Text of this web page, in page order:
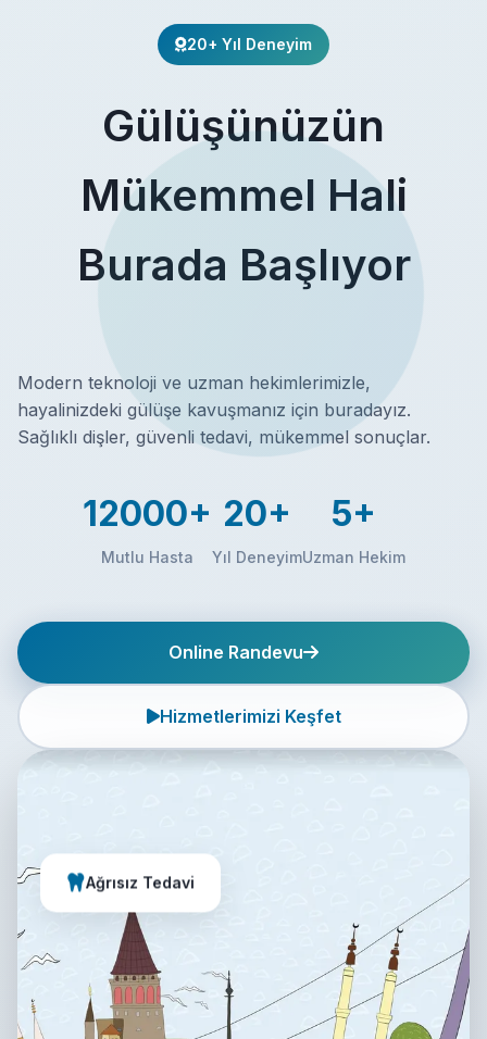
20+ Yıl Deneyim
Gülüşünüzün
Mükemmel Hali
Burada Başlıyor
Modern teknoloji ve uzman hekimlerimizle,
hayalinizdeki gülüşe kavuşmanız için buradayız.
Sağlıklı dişler, güvenli tedavi, mükemmel sonuçlar.
12000+
Mutlu Hasta
20+
Yıl Deneyim
5+
Uzman Hekim
Online Randevu
Hizmetlerimizi Keşfet
Ağrısız Tedavi